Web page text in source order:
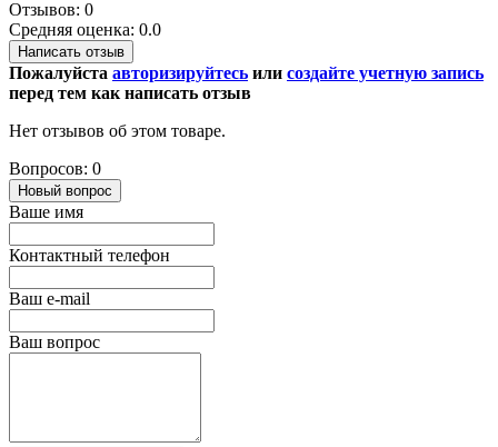
Отзывов: 0
Средняя оценка: 0.0
Написать отзыв
Пожалуйста авторизируйтесь или создайте учетную запись
перед тем как написать отзыв
Нет отзывов об этом товаре.
Вопросов: 0
Новый вопрос
Ваше имя
Контактный телефон
Ваш e-mail
Ваш вопрос